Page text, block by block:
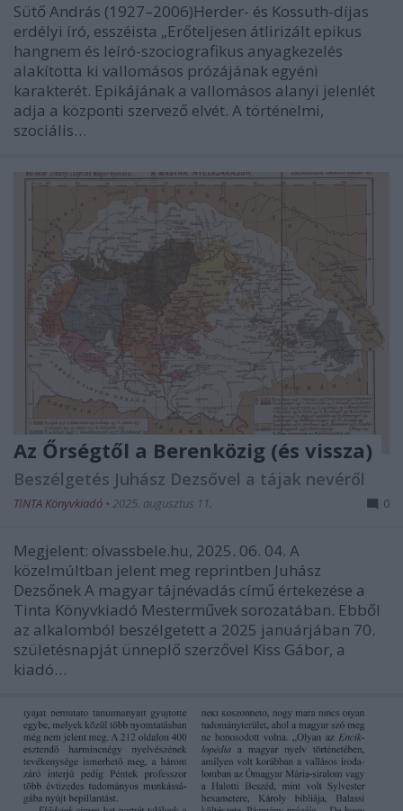
Sütő András (1927–2006)Herder- és Kossuth-díjas
erdélyi író, esszéista „Erőteljesen átlirizált epikus
hangnem és leíró-szociografikus anyagkezelés
alakította ki vallomásos prózájának egyéni
karakterét. Epikájának a vallomásos alanyi jelenlét
adja a központi szervező elvét. A történelmi,
szociális…
Az Őrségtől a Berenközig (és vissza)
Beszélgetés Juhász Dezsővel a tájak nevéről
TINTA Könyvkiadó • 2025. augusztus 11. 0
Megjelent: olvassbele.hu, 2025. 06. 04. A
közelmúltban jelent meg reprintben Juhász
Dezsőnek A magyar tájnévadás című értekezése a
Tinta Könyvkiadó Mesterművek sorozatában. Ebből
az alkalomból beszélgetett a 2025 januárjában 70.
születésnapját ünneplő szerzővel Kiss Gábor, a
kiadó…